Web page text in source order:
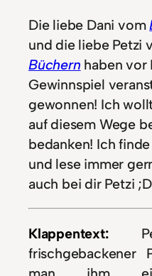
Die liebe Dani vom
und die liebe Petzi
Büchern haben vor
Gewinnspiel
gewonnen! Ich
auf diesem Wege
bedanken! Ich
und lese immer
auch bei dir Petzi
Klappentext:
frischgebackener